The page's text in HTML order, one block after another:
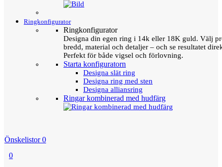
Ringkonfigurator
Ringkonfigurator
Designa din egen ring i 14k eller 18K guld. Välj
bredd, material och detaljer – och se resultatet
Perfekt för både vigsel och förlovning.
Starta konfiguratorn
Designa slät ring
Designa ring med sten
Designa alliansring
Ringar kombinerad med hudfärg
Önskelistor 0
0